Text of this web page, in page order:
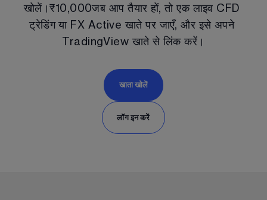
खोलें।₹10,000जब आप तैयार हों, तो एक लाइव CFD
ट्रेडिंग या FX Active खाते पर जाएँ, और इसे अपने
TradingView खाते से लिंक करें।
खाता खोलें
लॉग इन करें